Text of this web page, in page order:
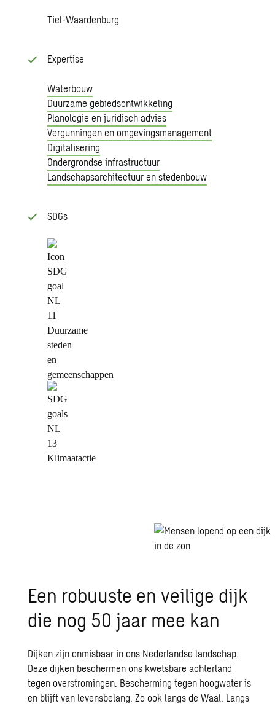
Tiel-Waardenburg
Expertise
Waterbouw
Duurzame gebiedsontwikkeling
Planologie en juridisch advies
Vergunningen en omgevingsmanagement
Digitalisering
Ondergrondse infrastructuur
Landschapsarchitectuur en stedenbouw
SDGs
Een robuuste en veilige dijk
die nog 50 jaar mee kan
Dijken zijn onmisbaar in ons Nederlandse landschap.
Deze dijken beschermen ons kwetsbare achterland
tegen overstromingen. Bescherming tegen hoogwater is
en blijft van levensbelang. Zo ook langs de Waal. Langs